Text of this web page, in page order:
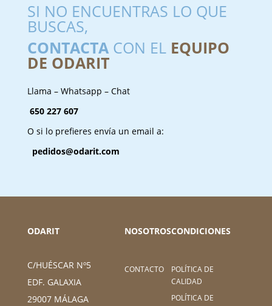
SI NO ENCUENTRAS LO QUE
BUSCAS,
CONTACTACON EL EQUIPO
DE ODARIT
Llama – Whatsapp – Chat
650 227 607
O si lo prefieres envía un email a:
pedidos@odarit.com
ODARIT
C/HUÉSCAR Nº5
EDF. GALAXIA
29007 MÁLAGA
NOSOTROS
CONTACTO
CONDICIONES
POLÍTICA DE
CALIDAD
POLÍTICA DE